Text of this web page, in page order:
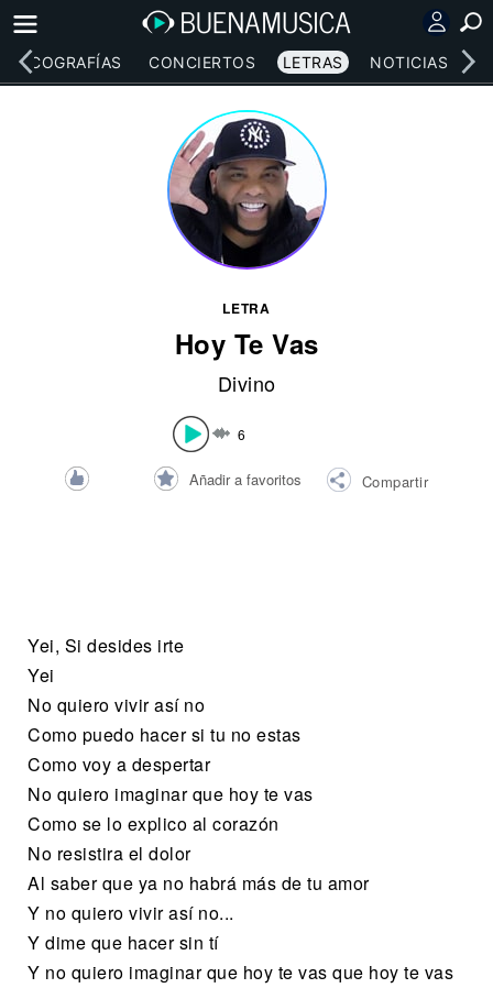
DISCOGRAFÍAS CONCIERTOS LETRAS NOTICIAS
LETRA
Hoy Te Vas
Divino
6
Añadir a favoritos Compartir
Yei, Si desides irte
Yei
No quiero vivir así no
Como puedo hacer si tu no estas
Como voy a despertar
No quiero imaginar que hoy te vas
Como se lo explico al corazón
No resistira el dolor
Al saber que ya no habrá más de tu amor
Y no quiero vivir así no...
Y dime que hacer sin tí
Y no quiero imaginar que hoy te vas que hoy te vas